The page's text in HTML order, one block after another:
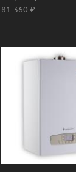
81 360₽